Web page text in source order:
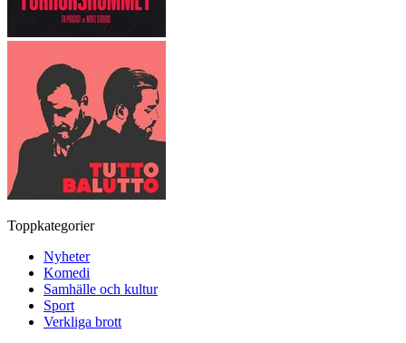
Toppkategorier
Nyheter
Komedi
Samhälle och kultur
Sport
Verkliga brott